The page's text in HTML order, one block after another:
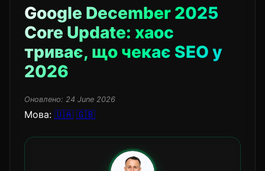
Google December 2025
Core Update: хаос
триває, що чекає SEO у
2026
Оновлено: 24 June 2026
Мова: 🇺🇦 🇬🇧